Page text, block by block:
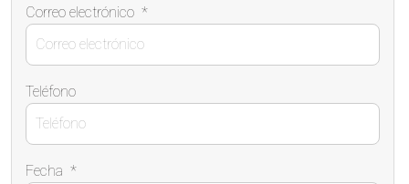
Correo electrónico *
Teléfono
Fecha *